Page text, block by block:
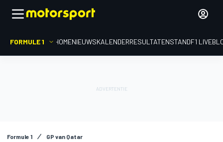
FORMULE 1 HOMENIEUWSKALENDERRESULTATENSTANDF1
Formule 1 GP van Qatar